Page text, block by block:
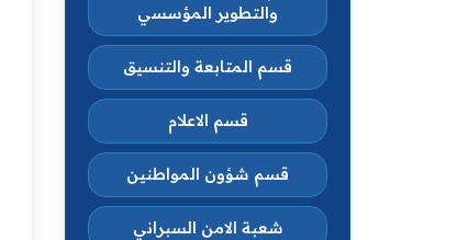
والتطوير المؤسسي
قسم المتابعة والتنسيق
قسم الاعلام
قسم شؤون المواطنين
شعبة الامن السبراني